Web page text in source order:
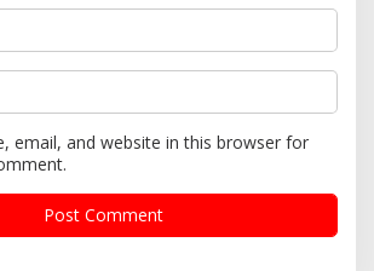
email, and website in this browser for